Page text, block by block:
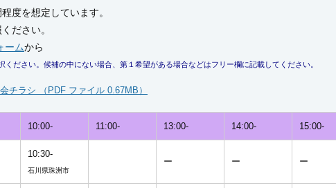
度を想定しています。
ださい。
ームから
ください。候補の中にない場合、第１希望がある場合などはフリー欄に記載してください。
チラシ （PDF ファイル 0.67MB）
10:00- 11:00- 13:00- 14:00- 15:00-
10:30-
石川県珠洲市
ー ー ー